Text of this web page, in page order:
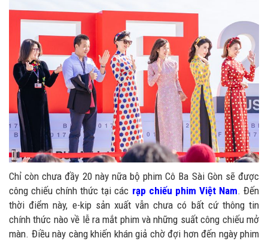
Chỉ còn chưa đầy 20 này nữa bộ phim Cô Ba Sài Gòn sẽ được
công chiếu chính thức tại các rạp chiếu phim Việt Nam. Đến
thời điểm này, e-kip sản xuất vẫn chưa có bất cứ thông tin
chính thức nào về lễ ra mắt phim và những suất công chiếu mở
màn. Điều này càng khiến khán giả chờ đợi hơn đến ngày phim